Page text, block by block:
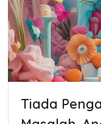
Tiada